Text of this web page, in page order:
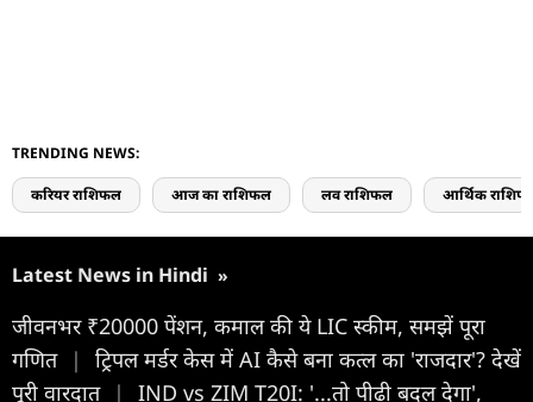
TRENDING NEWS:
करियर राशिफल आज का राशिफल लव राशिफल आर्थिक
Latest News in Hindi »
जीवनभर ₹20000 पेंशन, कमाल की ये LIC स्‍कीम, समझें पूरा
गणित |
ट्रिपल मर्डर केस में AI कैसे बना कत्ल का 'राजदार'? देखें
पूरी वारदात |
IND vs ZIM T20I: '...तो पीढ़ी बदल देगा',